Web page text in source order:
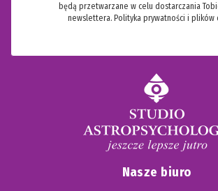
będą przetwarzane w celu dostarczania
newslettera. Polityka prywatności i plików
Nasze biuro